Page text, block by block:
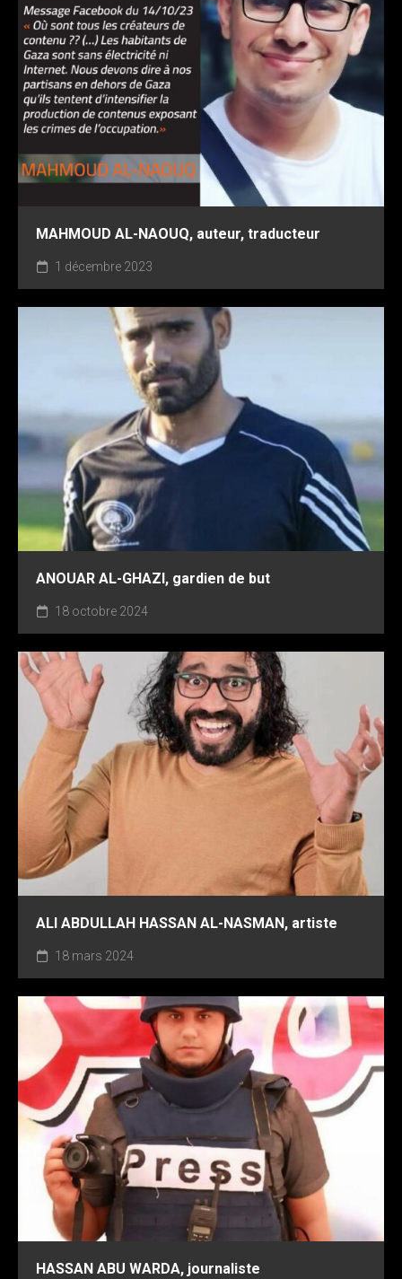
MAHMOUD AL-NAOUQ, auteur, traducteur
1 décembre 2023
ANOUAR AL-GHAZI, gardien de but
18 octobre 2024
ALI ABDULLAH HASSAN AL-NASMAN, artiste
18 mars 2024
HASSAN ABU WARDA, journaliste